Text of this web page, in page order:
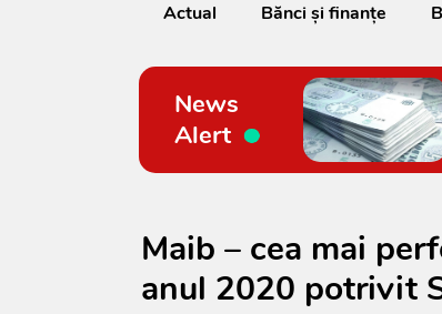
Actual Bănci şi finanţe
News
Alert
Maib – cea mai
anul 2020 potrivit